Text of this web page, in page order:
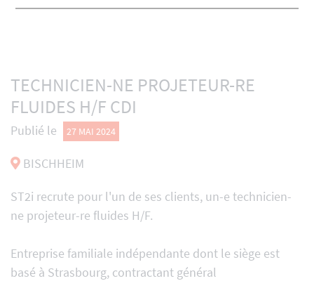
TECHNICIEN-NE PROJETEUR-RE
FLUIDES H/F CDI
Publié le 27 MAI 2024
BISCHHEIM
ST2i recrute pour l'un de ses clients, un-e technicien-
ne projeteur-re fluides H/F.
Entreprise familiale indépendante dont le siège est
basé à Strasbourg, contractant général